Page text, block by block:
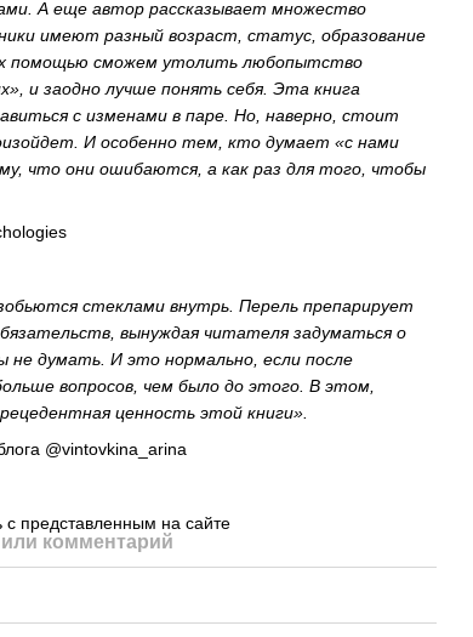
А еще автор рассказывает множество
имеют разный возраст, статус, образование
помощью сможем утолить любопытство
и заодно лучше понять себя. Эта книга
с изменами в паре. Но, наверно, стоит
И особенно тем, кто думает «с нами
что они ошибаются, а как раз для того, чтобы
стеклами внутрь. Перель препарирует
вынуждая читателя задуматься о
не думать. И это нормально, если после
вопросов, чем было до этого. В этом,
ценность этой книги».
@vintovkina_arina
представленным на сайте
комментарий